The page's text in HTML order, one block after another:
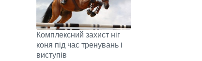
Комплексний захист ніг
коня під час тренувань і
виступів